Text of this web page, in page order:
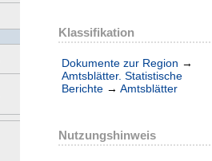
Klassifikation
Dokumente zur Region →
Amtsblätter. Statistische
Berichte → Amtsblätter
Nutzungshinweis